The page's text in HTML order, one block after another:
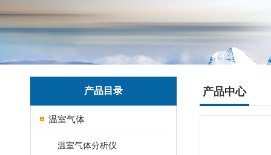
产品目录
温室气体
温室气体分析仪
产品中心